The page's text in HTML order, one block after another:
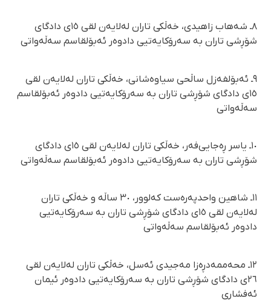
٨ـ شەهاب زاھیدی، خەڵکی تاران لەلایەن لقی ١٥ی دادگای
شۆڕشی تاران بە سەرۆکایەتیی دادوەر ئەبۆلقاسم سەڵەواتی
٩ـ ئەبۆلفەزل ساڵحی سیاوەشانی، خەڵکی تاران لەلایەن لقی
١٥ی دادگای شۆڕشی تاران بە سەرۆکایەتیی دادوەر ئەبۆلقاسم
سەڵەواتی
١٠ـ یاسر ڕەجایی‌فەر، خەڵکی تاران لەلایەن لقی ١٥ی دادگای
شۆڕشی تاران بە سەرۆکایەتیی دادوەر ئەبۆلقاسم سەڵەواتی
١١ـ شاهین واحدپەرەست کەلوور، ٣٠ ساڵە و خەڵکی تاران
لەلایەن لقی ١٥ی دادگای شۆڕشی تاران بە سەرۆکایەتیی
دادوەر ئەبۆلقاسم سەڵەواتی
١٢ـ محەممەدڕەزا مەجیدی ئەسل، خەڵکی تاران لەلایەن لقی
٢٦ی دادگای شۆڕشی تاران بە سەرۆکایەتیی دادوەر ئیمان
ئەفشاری